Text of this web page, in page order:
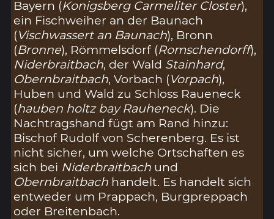
Bayern (Konigsberg Carmeliter Closter),
ein Fischweiher an der Baunach
(Vischwassert an Baunach), Bronn
(Bronne), Römmelsdorf (Romschendorff),
Niderbraitbach, der Wald Stainhard,
Obernbraitbach, Vorbach (Vorpach),
Huben und Wald zu Schloss Raueneck
(hauben holtz bay Rauheneck). Die
Nachtragshand fügt am Rand hinzu:
Bischof Rudolf von Scherenberg. Es ist
nicht sicher, um welche Ortschaften es
sich bei Niderbraitbach und
Obernbraitbach handelt. Es handelt sich
entweder um Prappach, Burgpreppach
oder Breitenbach.